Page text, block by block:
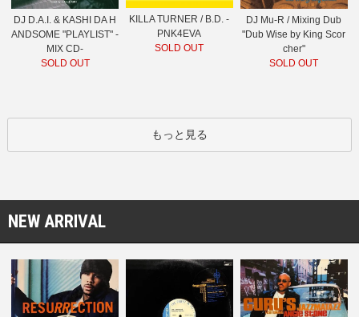
DJ D.A.I. & KASHI DA H
ANDSOME "PLAYLIST" -
MIX CD-
SOLD OUT
KILLA TURNER / B.D. -
PNK4EVA
SOLD OUT
DJ Mu-R / Mixing Dub
"Dub Wise by King Scor
cher"
SOLD OUT
もっと見る
NEW ARRIVAL